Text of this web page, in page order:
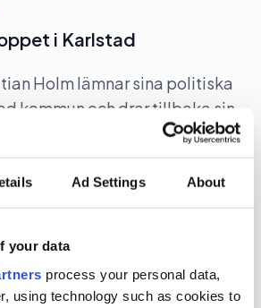
Ad Settings About
your data
process your personal data,
using technology such as cookies to
i Karlstad
Holm lämnar sina politiska
kommun och drar tillbaka sin
riksdagsval. Flera källor
filmpolitik sågas